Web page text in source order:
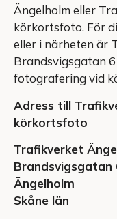
Ängelholm eller
körkortsfoto. För
eller i närheten är
Brandsvigsgatan
fotografering vid
Adress till
körkortsfoto
Trafikverket
Brandsvigsgatan
Ängelholm
Skåne län